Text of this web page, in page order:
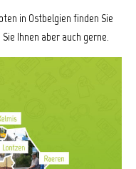
in Ostbelgien finden Sie
Ihnen aber auch gerne.